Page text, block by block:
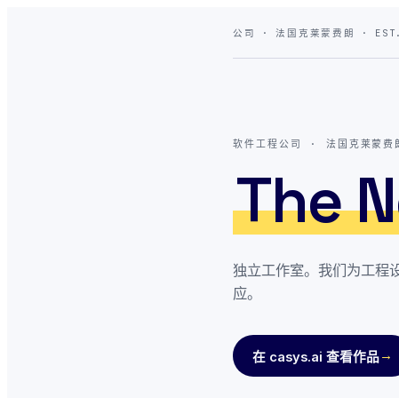
公司 · 法国克莱蒙费朗 ·
软件工程公司 · 法国克莱蒙费
The
独立工作室。我们为工
应。
在 casys.ai 查看作品→